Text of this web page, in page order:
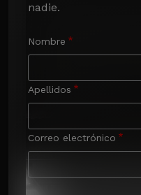
nadie.
Nombre
Apellidos
Correo electrónico